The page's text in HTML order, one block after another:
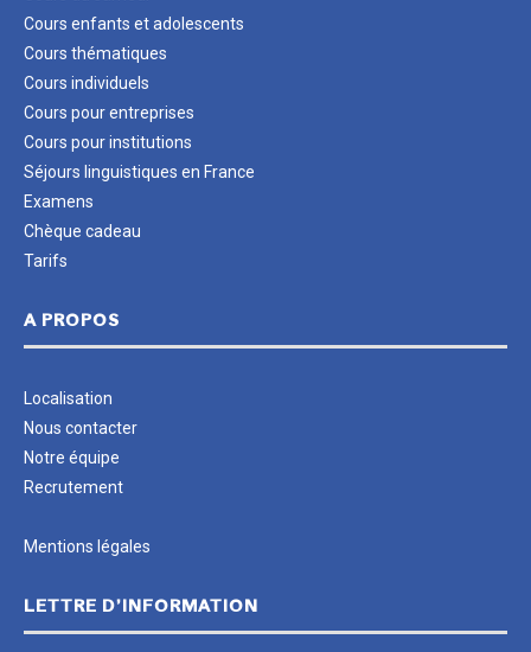
Cours enfants et adolescents
Cours thématiques
Cours individuels
Cours pour entreprises
Cours pour institutions
Séjours linguistiques en France
Examens
Chèque cadeau
Tarifs
A PROPOS
Localisation
Nous contacter
Notre équipe
Recrutement
Mentions légales
LETTRE D’INFORMATION